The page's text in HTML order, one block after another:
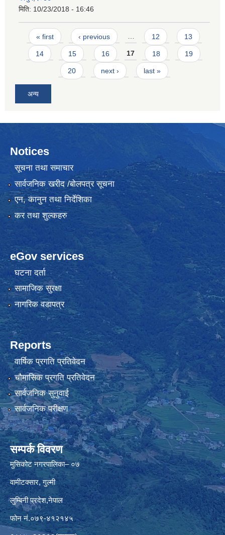
मिति: 10/23/2018 - 16:46
Pages
« first ‹ previous … 12 13
14 15 16 17 18 19
20 next › last »
अन्य
Notices
सूचना तथा समाचार
सार्वजनिक खरीद /बोलपत्र सूचना
एन, कानुन तथा निर्देशिका
कर तथा शुल्कहरु
eGov services
घटना दर्ता
सामाजिक सुरक्षा
नागरिक वडापत्र
Reports
वार्षिक प्रगति प्रतिवेदन
चौमासिक प्रगति प्रतिवेदन
सार्वजनिक सुनुवाई
सार्वजनिक परीक्षण
सम्पर्क विवरण
मुसिकोट नगरपालिका– ०७
वामीटक्सार, गुल्मी
लुम्बिनी प्रदेश,नेपाल
फोन नं.०७९-४१२१४५